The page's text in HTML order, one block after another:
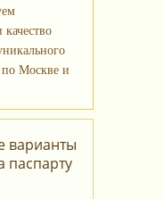
по Москве и
варианты
паспарту